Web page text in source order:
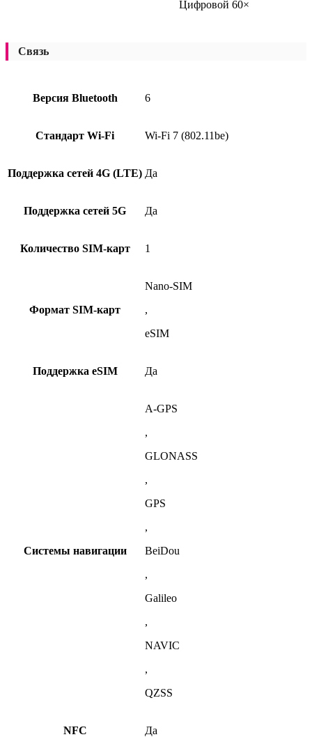
Цифровой 60×
Связь
Версия Bluetooth 6
Стандарт Wi-Fi Wi-Fi 7 (802.11be)
Поддержка сетей 4G (LTE) Да
Поддержка сетей 5G Да
Количество SIM-карт 1
Формат SIM-карт
Nano-SIM
,
eSIM
Поддержка eSIM Да
Системы навигации
A-GPS
,
GLONASS
,
GPS
,
BeiDou
,
Galileo
,
NAVIC
,
QZSS
NFC Да